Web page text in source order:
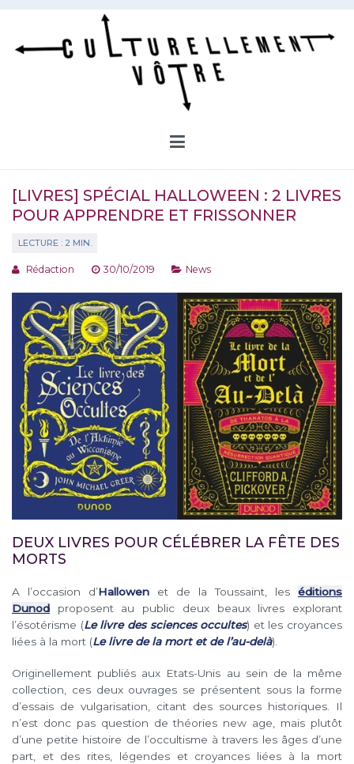
Aller
contenu
[LIVRES] SPÉCIAL HALLOWEEN : 2 LIVRES
POUR APPRENDRE ET FRISSONNER
Rédaction 30/10/2019 News
DEUX LIVRES POUR CÉLÉBRER LA FÊTE DES
MORTS
A l’occasion d’Hallowen et de la Toussaint, les éditions
Dunod proposent au public deux beaux livres explorant
l’ésotérisme (Le livre des sciences occultes) et les croyances
liées à la mort (Le livre de la mort et de l’au-delà).
Originellement publiés aux Etats-Unis au sein de la même
collection, ces deux ouvrages se présentent sous la forme
d’essais de vulgarisation, citant des sources historiques. Il
n’est donc pas question de théories new age, mais plutôt
d’une petite histoire de l’occultisme à travers les âges d’une
part, et des rites, légendes et croyances liées à la mort